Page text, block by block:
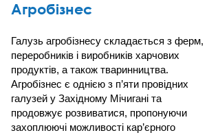
Агробізнес
Галузь агробізнесу складається з ферм,
переробників і виробників харчових
продуктів, а також тваринництва.
Агробізнес є однією з п’яти провідних
галузей у Західному Мічигані та
продовжує розвиватися, пропонуючи
захоплюючі можливості кар’єрного